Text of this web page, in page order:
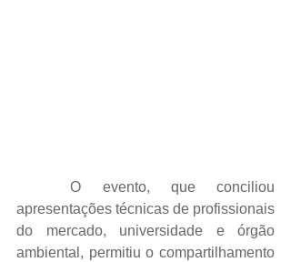
O evento, que conciliou
apresentações técnicas de profissionais
do mercado, universidade e órgão
ambiental, permitiu o compartilhamento